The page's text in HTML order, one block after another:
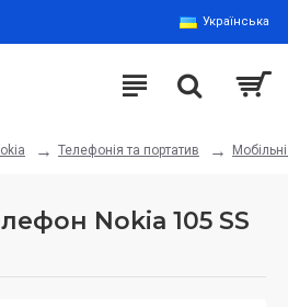
Українська
Телефонія та портатив
Nokia 105 SS